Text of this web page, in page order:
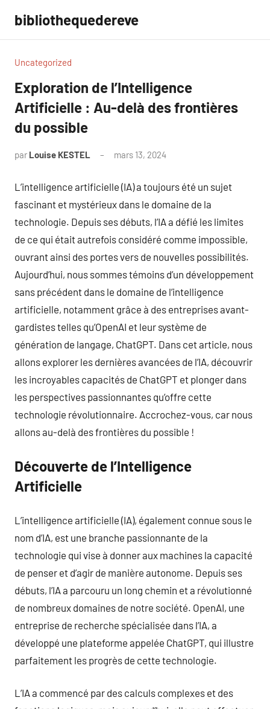
contenu
bibliothequedereve
Uncategorized
Exploration de l’Intelligence
Artificielle : Au-delà des frontières
du possible
par Louise KESTEL mars 13, 2024
L’intelligence artificielle (IA) a toujours été un sujet
fascinant et mystérieux dans le domaine de la
technologie. Depuis ses débuts, l’IA a défié les limites
de ce qui était autrefois considéré comme impossible,
ouvrant ainsi des portes vers de nouvelles possibilités.
Aujourd’hui, nous sommes témoins d’un développement
sans précédent dans le domaine de l’intelligence
artificielle, notamment grâce à des entreprises avant-
gardistes telles qu’OpenAI et leur système de
génération de langage, ChatGPT. Dans cet article, nous
allons explorer les dernières avancées de l’IA, découvrir
les incroyables capacités de ChatGPT et plonger dans
les perspectives passionnantes qu’offre cette
technologie révolutionnaire. Accrochez-vous, car nous
allons au-delà des frontières du possible !
Découverte de l’Intelligence
Artificielle
L’intelligence artificielle (IA), également connue sous le
nom d’IA, est une branche passionnante de la
technologie qui vise à donner aux machines la capacité
de penser et d’agir de manière autonome. Depuis ses
débuts, l’IA a parcouru un long chemin et a révolutionné
de nombreux domaines de notre société. OpenAI, une
entreprise de recherche spécialisée dans l’IA, a
développé une plateforme appelée ChatGPT, qui illustre
parfaitement les progrès de cette technologie.
L’IA a commencé par des calculs complexes et des